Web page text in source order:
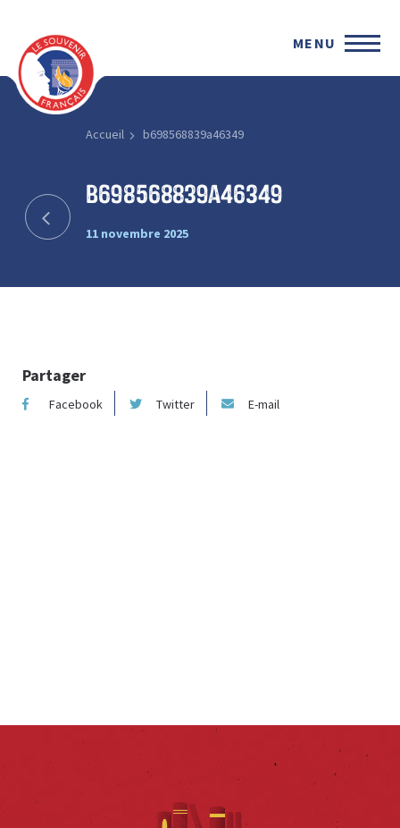
MENU
Accueil b698568839a46349
b698568839a46349
11 novembre 2025
Partager
Facebook Twitter E-mail